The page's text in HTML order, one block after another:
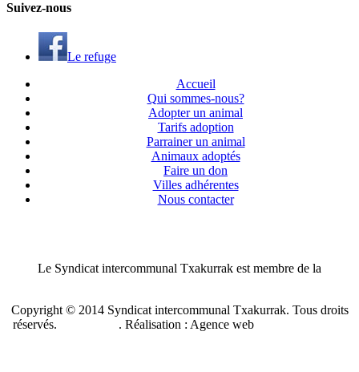
Suivez-nous
Le refuge
Accueil
Qui sommes-nous?
Adopter un animal
Tarifs adoption
Parrainer un animal
Animaux adoptés
Faire un don
Villes adhérentes
Nous contacter
Le Syndicat intercommunal Txakurrak est membre de la
Copyright © 2014 Syndicat intercommunal Txakurrak. Tous droits
réservés.
. Réalisation : Agence web